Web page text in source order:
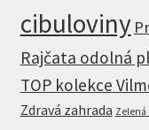
cibuloviny
Rajčata odolná
TOP kolekce
Zdravá zahrada Zelená